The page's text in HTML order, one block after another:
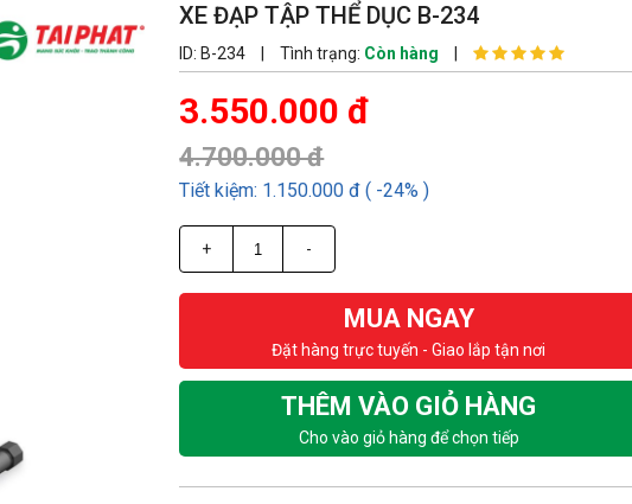
XE ĐẠP TẬP THỂ DỤC B-234
ID: B-234 Tình trạng: Còn hàng
3.550.000 đ
4.700.000 đ
Tiết kiệm: 1.150.000 đ ( -24% )
+ -
MUA NGAY
Đặt hàng trực tuyến - Giao lắp tận nơi
THÊM VÀO GIỎ HÀNG
Cho vào giỏ hàng để chọn tiếp